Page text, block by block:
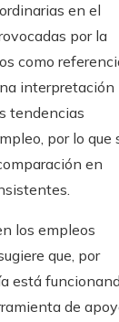
en el
por la
como
interpretación
tendencias
por lo que
en
los empleos
que, por
está
de